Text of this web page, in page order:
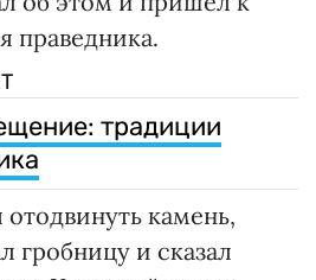
праведника.
традиции
камень,
гробницу и сказал